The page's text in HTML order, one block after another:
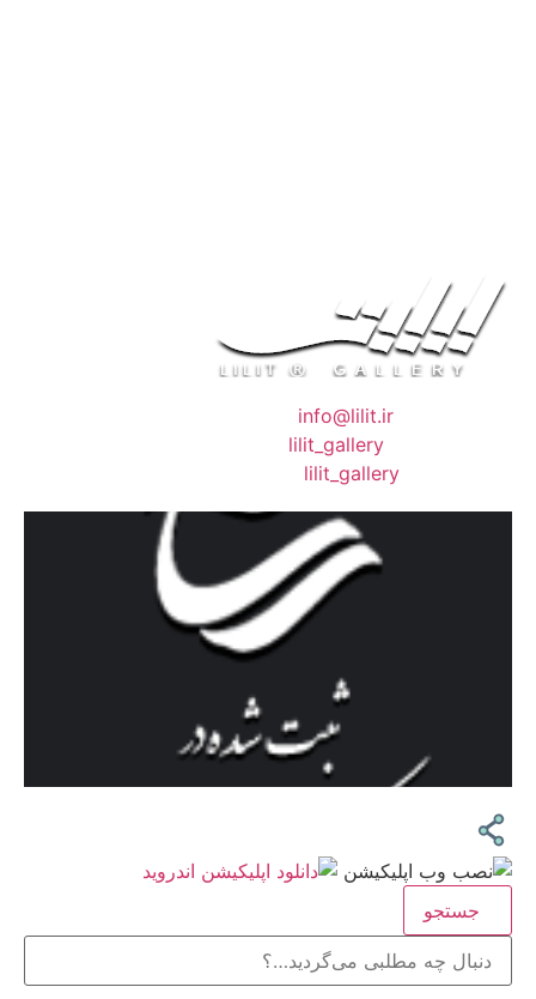
info@lilit.ir
lilit_gallery
lilit_gallery
جستجو